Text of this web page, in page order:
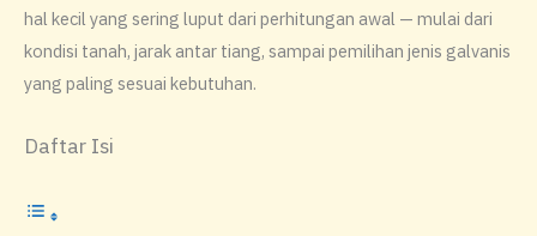
hal kecil yang sering luput dari perhitungan awal — mulai dari
kondisi tanah, jarak antar tiang, sampai pemilihan jenis galvanis
yang paling sesuai kebutuhan.
Daftar Isi